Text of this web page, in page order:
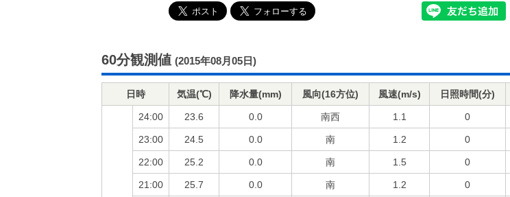
60分観測値 (2015年08月05日)
日時 気温(℃) 降水量(mm) 風向(16方位) 風速(m/s) 日照時間(分)
24:00 23.6 0.0 南西 1.1 0
23:00 24.5 0.0 南 1.2 0
22:00 25.2 0.0 南 1.5 0
21:00 25.7 0.0 南 1.2 0